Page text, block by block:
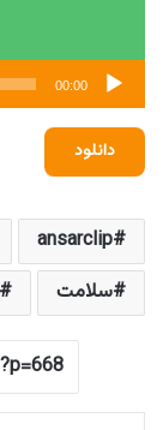
00:00
دانلود
ansarclip
سلامت